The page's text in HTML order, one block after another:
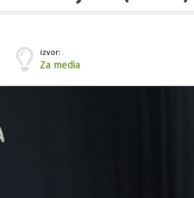
izvor:
Za media